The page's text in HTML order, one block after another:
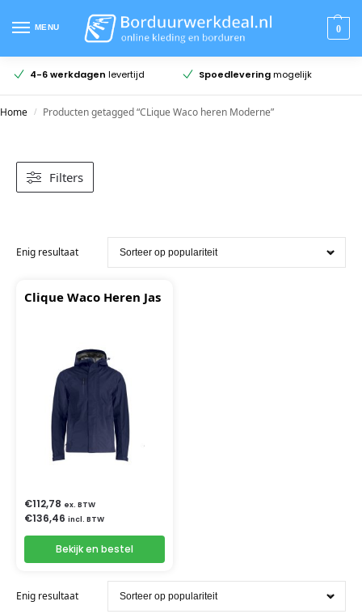
MENU 0
4-6 werkdagen levertijd Spoedleveringmogelijk
Home / Producten getagged “CLique Waco heren Moderne”
Filters
Enig resultaat
Clique Waco Heren Jas
€112,78 ex. BTW
€136,46 incl. BTW
Bekijk en bestel
Enig resultaat